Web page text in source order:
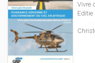
Vivre
Editie